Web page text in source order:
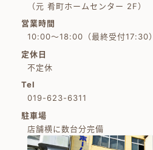
（元 肴町ホームセンター 2F）
営業時間
10:00～18:00（最終受付17:30）
定休日
不定休
Tel
019-623-6311
駐車場
店舗横に数台分完備